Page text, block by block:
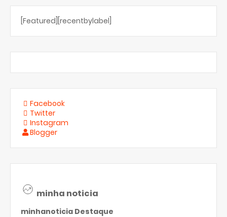
[Featured][recentbylabel]
Facebook
Twitter
Instagram
Blogger
minha noticia
minhanoticia Destaque